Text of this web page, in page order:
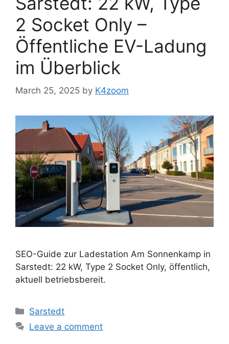
2 Socket Only –
Öffentliche EV-Ladung
im Überblick
March 25, 2025 by K4zoom
SEO-Guide zur Ladestation Am Sonnenkamp in
Sarstedt: 22 kW, Type 2 Socket Only, öffentlich,
aktuell betriebsbereit.
Categories
Sarstedt
Leave a comment